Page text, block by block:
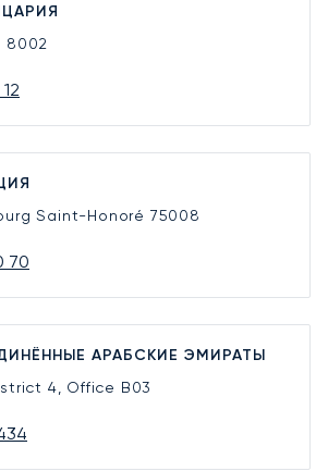
8002
Saint-Honoré 75008
70
АРАБСКИЕ ЭМИРАТЫ
4, Office B03